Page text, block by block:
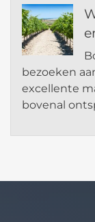
bezoeken
excellente
bovenal